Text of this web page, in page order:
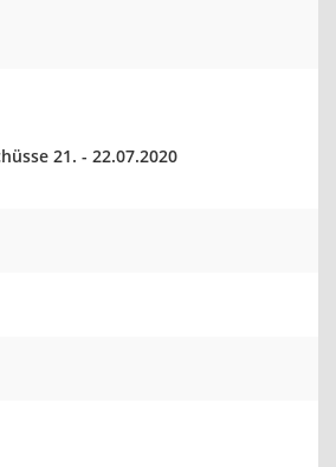
21. - 22.07.2020